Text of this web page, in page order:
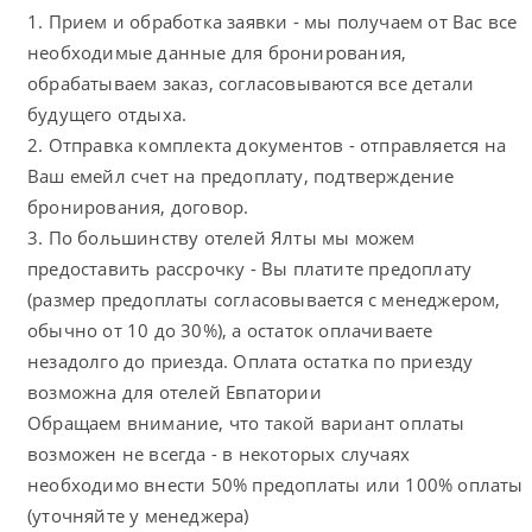
1. Прием и обработка заявки - мы получаем от Вас все
необходимые данные для бронирования,
обрабатываем заказ, согласовываются все детали
будущего отдыха.
2. Отправка комплекта документов - отправляется на
Ваш емейл счет на предоплату, подтверждение
бронирования, договор.
3. По большинству отелей Ялты мы можем
предоставить рассрочку - Вы платите предоплату
(размер предоплаты согласовывается с менеджером,
обычно от 10 до 30%), а остаток оплачиваете
незадолго до приезда. Оплата остатка по приезду
возможна для отелей Евпатории
Обращаем внимание, что такой вариант оплаты
возможен не всегда - в некоторых случаях
необходимо внести 50% предоплаты или 100% оплаты
(уточняйте у менеджера)